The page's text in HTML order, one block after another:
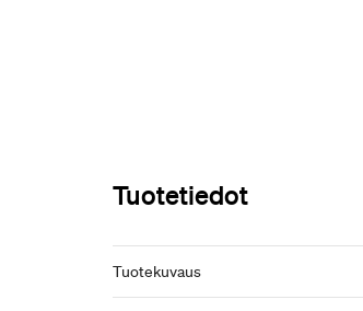
Tuotetiedot
Tuotekuvaus